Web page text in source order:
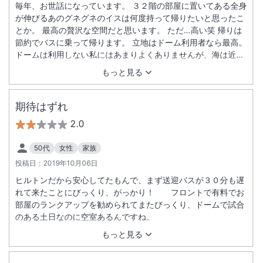
もっと見る
毎年、お世話になっています。 ３２階の部屋に置いてある全身
が伸びるあのグネグネのイスは何度持って帰りたいと思ったこ
とか。 最高の贅沢な空間だと思います。 ただ…高い笑 帰りは
節約でバスに乗って帰ります。 立地はドーム利用者なら最高。
ドームは利用しない私にはあまりよくありませんが、海は近い
し、素敵なホテルなので、これからも利用させていただこうと
期待はずれ
2.0
50代 女性
家族
投稿日： 2019年10月06日
もっと見る
ヒルトンだから安心してたもんで、まず送迎バスが３０分も遅
れて来たことにびっくり、がっかり！ フロントで有料でお
部屋のランクアップを勧められてまたびっくり、ドームで試合
のある土日なのに空室あるんですね。